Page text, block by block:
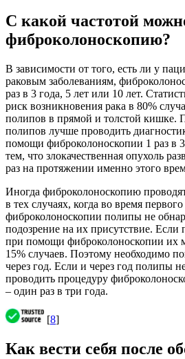
С какой частотой
фиброколоноскопию?
В зависимости от того, есть ли у
раковым заболеваниям,
раз в 3 года, 5 лет или 10 лет.
риск возникновения рака в 80%
полипов в прямой и толстой кишке.
полипов лучше проводить
помощи фиброколоноскопии 1 раз в 3
тем, что злокачественная опухоль
раз на протяжении именно этого
Иногда фиброколоноскопию
в тех случаях, когда во время первого
фиброколоноскопии полипы не
подозрение на их присутствие.
при помощи фиброколоноскопии их
15% случаев. Поэтому необходимо
через год. Если и через год полипы
проводить процедуру
– один раз в три года.
[8]
Как вести себя после